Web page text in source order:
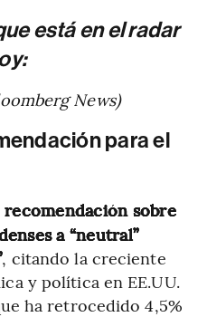
está en el radar
News)
para el
recomendación sobre
a “neutral”
, citando la creciente
y política en EE.UU.
ha retrocedido 4,5%